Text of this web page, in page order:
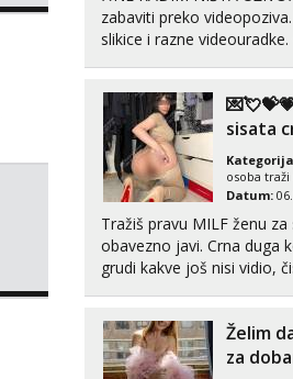
Biljana
Razgovaram :)
tel:0,93€ -
Martina
Čekam tvoj
tel:0,93€ -
Ivančica
Čekam tvoj
Tel: 064/677-677
tel:0,93€ -
zabaviti preko
slikice i razne
sisata
videa i
osoba
Datum:
Tražiš pravu MILF ženu za
obavezno javi. Crna duga
grudi kakve još nisi vidio,
nisi vidio. Uvijek samŽelim
za